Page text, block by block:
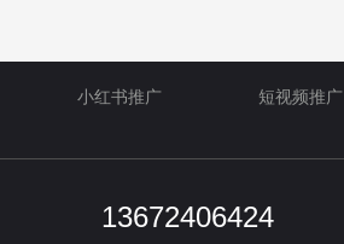
小红书推广 短视频推广
13672406424